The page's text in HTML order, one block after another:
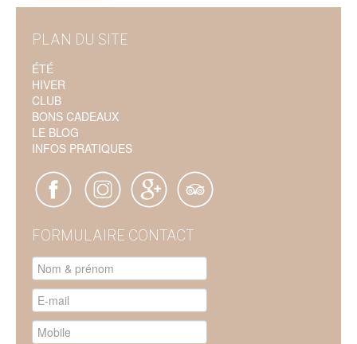
PLAN DU SITE
ÉTÉ
HIVER
CLUB
BONS CADEAUX
LE BLOG
INFOS PRATIQUES
FORMULAIRE CONTACT